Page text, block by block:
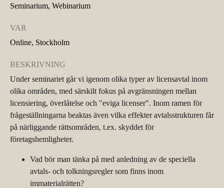
Seminarium, Webinarium
VAR
Online, Stockholm
BESKRIVNING
Under seminariet går vi igenom olika typer av licensavtal inom
olika områden, med särskilt fokus på avgränsningen mellan
licensiering, överlåtelse och "eviga licenser". Inom ramen för
frågeställningarna beaktas även vilka effekter avtalsstrukturen får
på närliggande rättsområden, t.ex. skyddet för
företagshemligheter.
Vad bör man tänka på med anledning av de speciella
avtals- och tolkningsregler som finns inom
immaterialrätten?